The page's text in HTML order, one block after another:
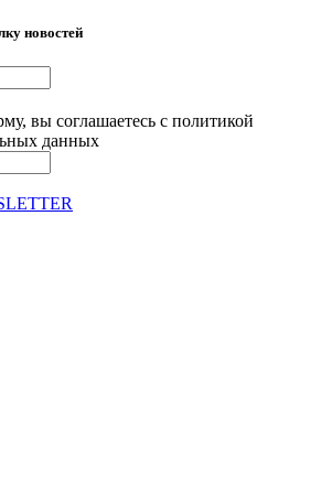
новостей
вы соглашаетесь с политикой
данных